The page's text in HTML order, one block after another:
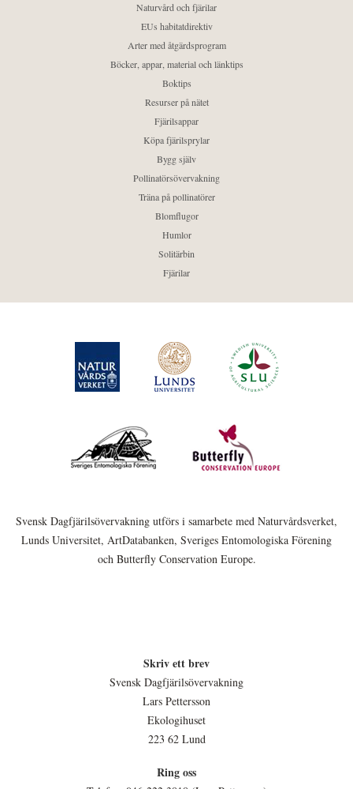
Naturvård och fjärilar
EUs habitatdirektiv
Arter med åtgärdsprogram
Böcker, appar, material och länktips
Boktips
Resurser på nätet
Fjärilsappar
Köpa fjärilsprylar
Bygg själv
Pollinatörsövervakning
Träna på pollinatörer
Blomflugor
Humlor
Solitärbin
Fjärilar
Svensk Dagfjärilsövervakning utförs i samarbete med Naturvårdsverket,
Lunds Universitet, ArtDatabanken, Sveriges Entomologiska Förening
och Butterfly Conservation Europe.
Skriv ett brev
Svensk Dagfjärilsövervakning
Lars Pettersson
Ekologihuset
223 62 Lund
Ring oss